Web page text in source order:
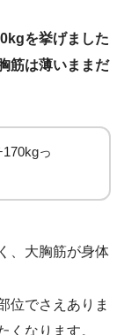
を挙げました
筋は薄いままだ
っ
、大胸筋が身体
位でさえありま
くなります。